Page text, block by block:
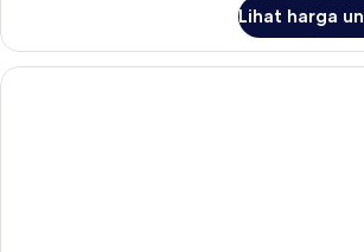
Suite
Deluks
Lihat harga